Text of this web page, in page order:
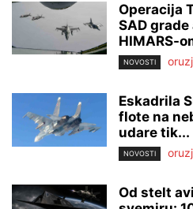
Operacija
SAD
HIMARS-
NOVOSTI
Eskadrila
flote na
udare tik...
NOVOSTI
Od stelt